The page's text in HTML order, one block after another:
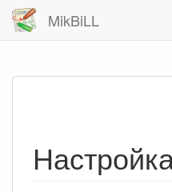
MikBiLL